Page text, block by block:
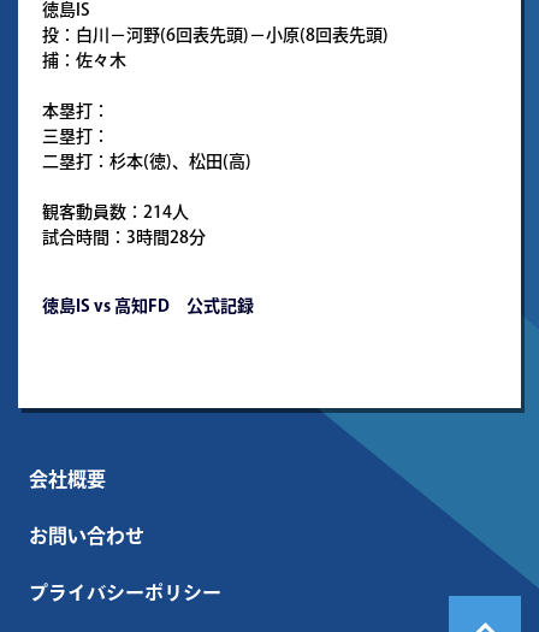
徳島IS
投：白川－河野(6回表先頭)－小原(8回表先頭)
捕：佐々木
本塁打：
三塁打：
二塁打：杉本(徳)、松田(高)
観客動員数：214人
試合時間：3時間28分
徳島IS vs 高知FD 公式記録
会社概要
お問い合わせ
プライバシーポリシー